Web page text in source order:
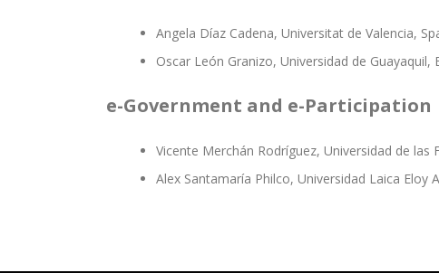
Angela Díaz Cadena, Universitat de Valencia,
Oscar León Granizo, Universidad de Guayaquil,
e-Government and e-Participation
Vicente Merchán Rodríguez, Universidad de las
Alex Santamaría Philco, Universidad Laica Eloy